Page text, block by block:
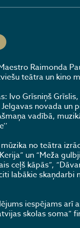
Raimonda
teātra un kino
Ivo Grīsniņš Grīslis,
novada un
vadībā,
no teātra
un “Meža
ceļš kāpās”,
labākie skaņdarbi
iespējams arī
skolas soma”